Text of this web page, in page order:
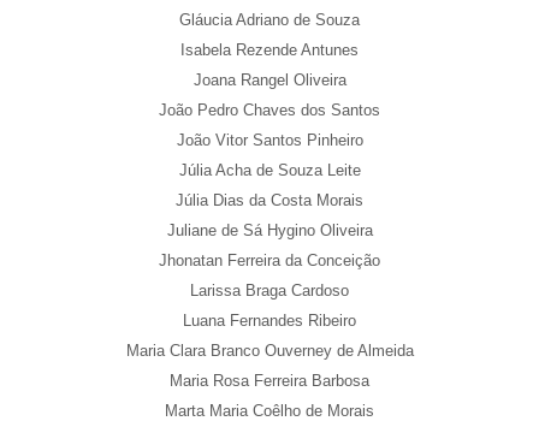
Gláucia Adriano de Souza
Isabela Rezende Antunes
Joana Rangel Oliveira
João Pedro Chaves dos Santos
João Vitor Santos Pinheiro
Júlia Acha de Souza Leite
Júlia Dias da Costa Morais
Juliane de Sá Hygino Oliveira
Jhonatan Ferreira da Conceição
Larissa Braga Cardoso
Luana Fernandes Ribeiro
Maria Clara Branco Ouverney de Almeida
Maria Rosa Ferreira Barbosa
Marta Maria Coêlho de Morais